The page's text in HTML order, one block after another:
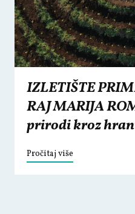
IZLETIŠTE
RAJ MARIJA
prirodi kroz
Pročitaj više